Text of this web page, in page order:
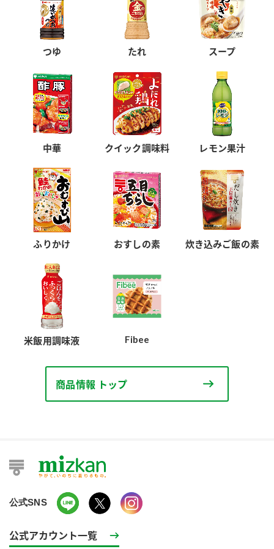
つゆ たれ スープ
中華 クイック調味料 レモン果汁
ふりかけ おすしの素 炊き込みご飯の素
米飯用調味液 Fibee
商品情報 トップ
公式SNS
公式アカウント一覧